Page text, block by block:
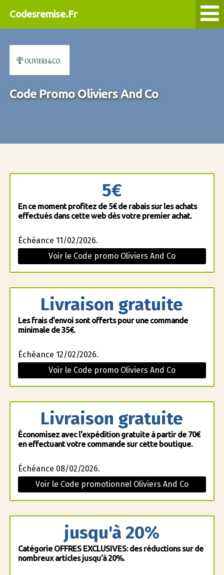
Codesremise.Fr
Code Promo Oliviers And Co
5€
En ce moment profitez de 5€ de rabais sur les achats
effectués dans cette web dès votre premier achat.
Échéance 11/02/2026.
Voir le Code promo Oliviers And Co
Livraison gratuite
Les frais d'envoi sont offerts pour une commande
minimale de 35€.
Échéance 12/02/2026.
Voir le Code promo Oliviers And Co
Livraison gratuite
Économisez avec l'expédition gratuite à partir de 70€
en effectuant votre commande sur cette boutique.
Échéance 08/02/2026.
Voir le Code promotionnel Oliviers And Co
jusqu'à 20%
Catégorie OFFRES EXCLUSIVES: des réductions sur de
nombreux articles jusqu'à 20%.